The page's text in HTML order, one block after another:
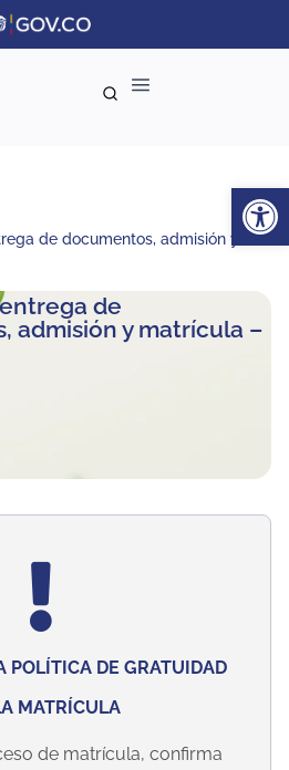
de documentos, admisión y
de
admisión y matrícula –
POLÍTICA DE GRATUIDAD
MATRÍCULA
de matrícula, confirma